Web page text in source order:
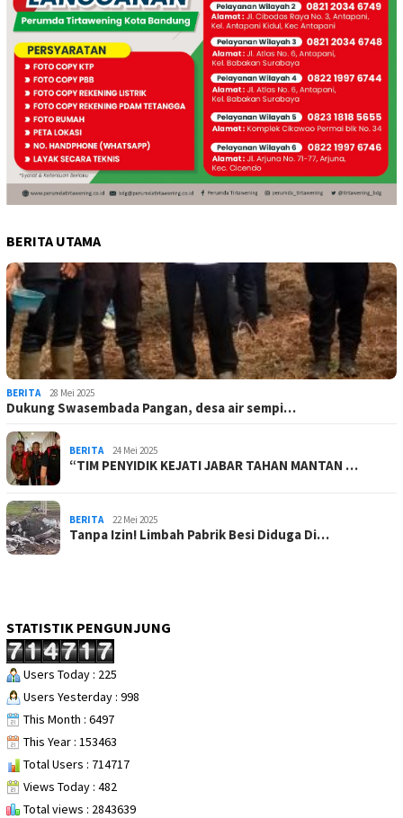
BERITA UTAMA
BERITA 28 Mei 2025
Dukung Swasembada Pangan, desa air sempi…
BERITA 24 Mei 2025
“TIM PENYIDIK KEJATI JABAR TAHAN MANTAN …
BERITA 22 Mei 2025
Tanpa Izin! Limbah Pabrik Besi Diduga Di…
STATISTIK PENGUNJUNG
Users Today : 225
Users Yesterday : 998
This Month : 6497
This Year : 153463
Total Users : 714717
Views Today : 482
Total views : 2843639